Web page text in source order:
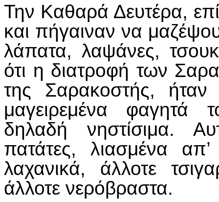
Την Καθαρά Δευτέρα,
και πήγαιναν να
λάπατα, λαψάνες,
ότι η διατροφή των
της Σαρακοστής,
μαγειρεμένα φαγητά
δηλαδή νηστίσιμα.
πατάτες, λιασμένα
λαχανικά, άλλοτε
άλλοτε νερόβραστα.